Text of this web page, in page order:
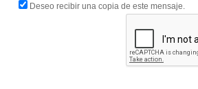
Deseo recibir una copia de este mensaje.